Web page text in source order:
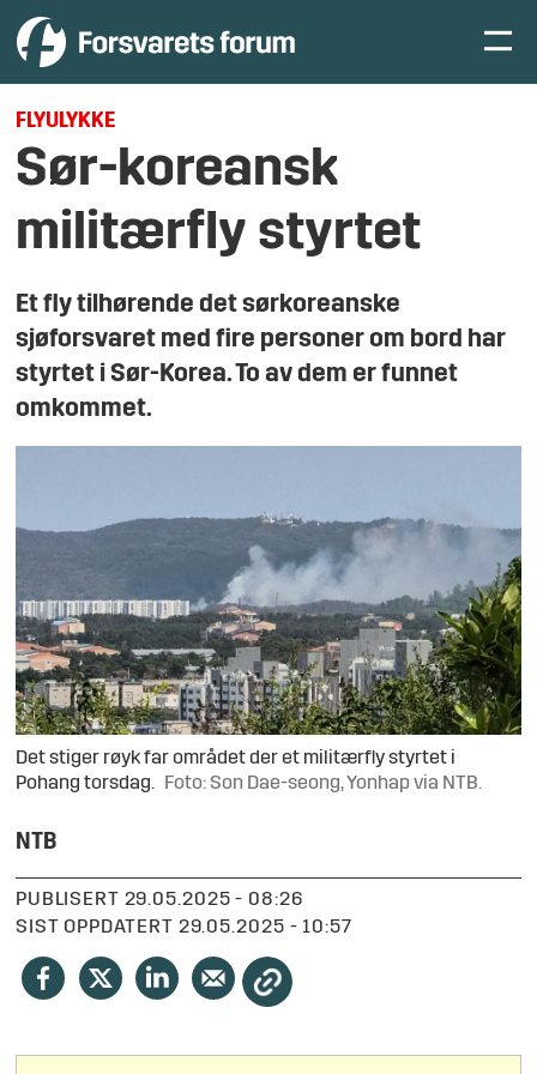
FLYULYKKE
Sør-koreansk
militærfly styrtet
Et fly tilhørende det sørkoreanske
sjøforsvaret med fire personer om bord har
styrtet i Sør-Korea. To av dem er funnet
omkommet.
Det stiger røyk far området der et militærfly styrtet i
Pohang torsdag.
Foto: Son Dae-seong, Yonhap via NTB.
NTB
PUBLISERT
29.05.2025 - 08:26
SIST OPPDATERT
29.05.2025 - 10:57